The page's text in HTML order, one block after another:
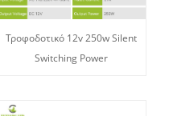
Τροφοδοτικό 12v 250w Silent
Switching Power